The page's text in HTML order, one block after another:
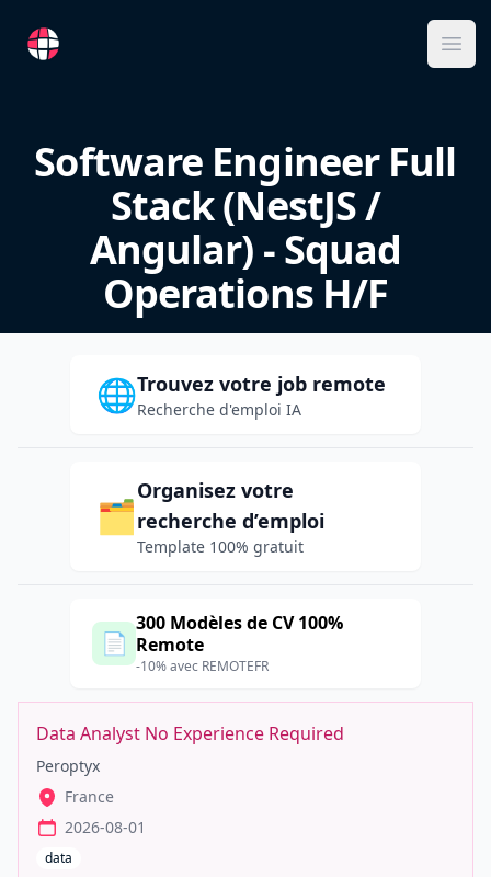
RemoteFR
Software Engineer Full
Stack (NestJS /
Angular) - Squad
Operations H/F
🌐Trouvez votre job remote
Recherche d'emploi IA
🗂️
Organisez votre
recherche d’emploi
Template 100% gratuit
📄
300 Modèles de CV 100%
Remote
-10% avec REMOTEFR
Data Analyst No Experience Required
Peroptyx
France
2026-08-01
data